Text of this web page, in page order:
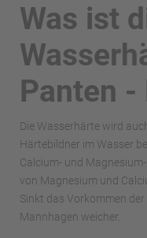
Was ist
Panten -
Die Wasserhärte wird
Härtebildner im Wasser
Calcium- und
von Magnesium und
Sinkt das Vorkommen
Mannhagen weicher.